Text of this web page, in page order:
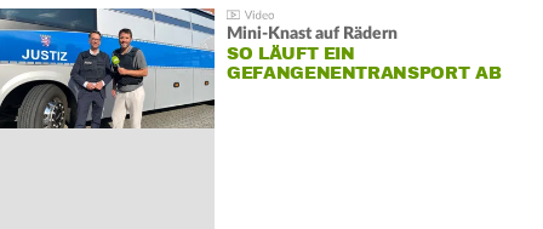
Mini-Knast auf Rädern
SO LÄUFT EIN
GEFANGENENTRANSPORT AB